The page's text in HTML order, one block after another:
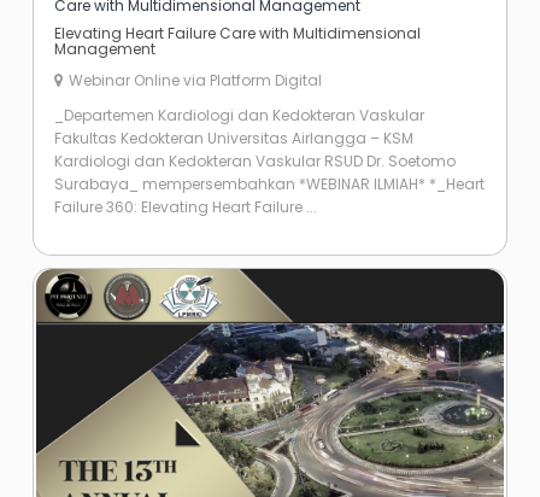
Care with Multidimensional Management
Elevating Heart Failure Care with Multidimensional
Management
Webinar Online via Platform Digital
_Departemen Kardiologi dan Kedokteran Vaskular
Fakultas Kedokteran Universitas Airlangga – KSM
Kardiologi dan Kedokteran Vaskular RSUD Dr. Soetomo
Surabaya_ mempersembahkan *WEBINAR ILMIAH* *_Heart
Failure 360: Elevating Heart Failure ...